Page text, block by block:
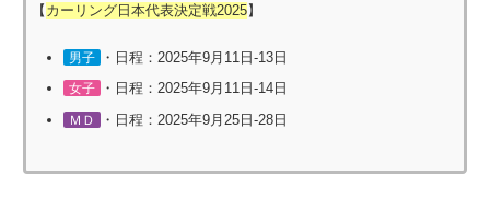
【 カーリング日本代表決定戦2025】
男子 ・日程：2025年9月11日-13日
女子 ・日程：2025年9月11日-14日
ＭＤ ・日程：2025年9月25日-28日